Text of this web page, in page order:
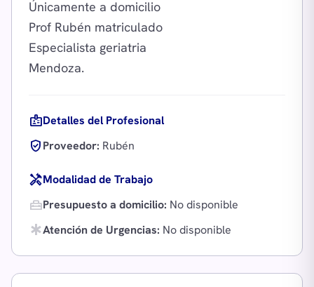
Únicamente a domicilio
Prof Rubén matriculado
Especialista geriatria
badgeDetalles del Profesional
verified_userProveedor: Rubén
handymanModalidad de Trabajo
home_repair_servicePresupuesto a domicilio: No disponible
emergencyAtención de Urgencias: No disponible